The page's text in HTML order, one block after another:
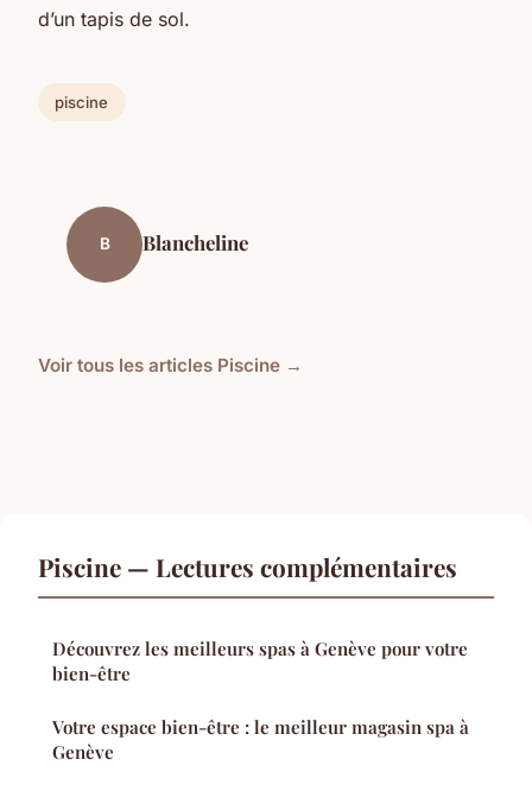
d’un tapis de sol.
piscine
B Blancheline
Voir tous les articles Piscine →
Piscine — Lectures complémentaires
Découvrez les meilleurs spas à Genève pour votre
bien-être
Votre espace bien-être : le meilleur magasin spa à
Genève